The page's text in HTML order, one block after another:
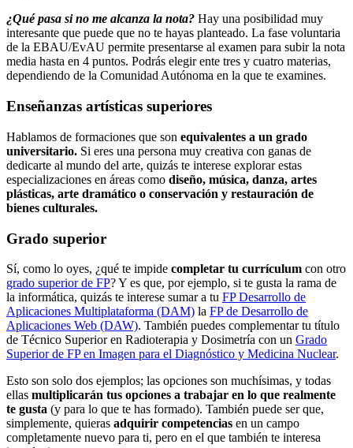
¿Qué pasa si no me alcanza la nota? Hay una posibilidad muy
interesante que puede que no te hayas planteado. La fase voluntaria
de la EBAU/EvAU permite presentarse al examen para subir la nota
media hasta en 4 puntos. Podrás elegir ente tres y cuatro materias,
dependiendo de la Comunidad Autónoma en la que te examines.
Enseñanzas artísticas superiores
Hablamos de formaciones que son equivalentes a un grado
universitario. Si eres una persona muy creativa con ganas de
dedicarte al mundo del arte, quizás te interese explorar estas
especializaciones en áreas como diseño, música, danza, artes
plásticas, arte dramático o conservación y restauración de
bienes culturales.
Grado superior
Sí, como lo oyes, ¿qué te impide completar tu currículum con otro
grado superior de FP? Y es que, por ejemplo, si te gusta la rama de
la informática, quizás te interese sumar a tu FP Desarrollo de
Aplicaciones Multiplataforma (DAM) la FP de Desarrollo de
Aplicaciones Web (DAW). También puedes complementar tu título
de Técnico Superior en Radioterapia y Dosimetría con un Grado
Superior de FP en Imagen para el Diagnóstico y Medicina Nuclear.
Esto son solo dos ejemplos; las opciones son muchísimas, y todas
ellas multiplicarán tus opciones a trabajar en lo que realmente
te gusta (y para lo que te has formado). También puede ser que,
simplemente, quieras adquirir competencias en un campo
completamente nuevo para ti, pero en el que también te interesa